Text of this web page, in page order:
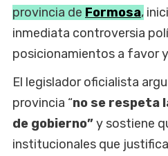
provincia de Formosa,
inmediata controversia
posicionamientos a favor
El legislador oficialista
provincia “no se respeta
de gobierno”y sostiene
institucionales que